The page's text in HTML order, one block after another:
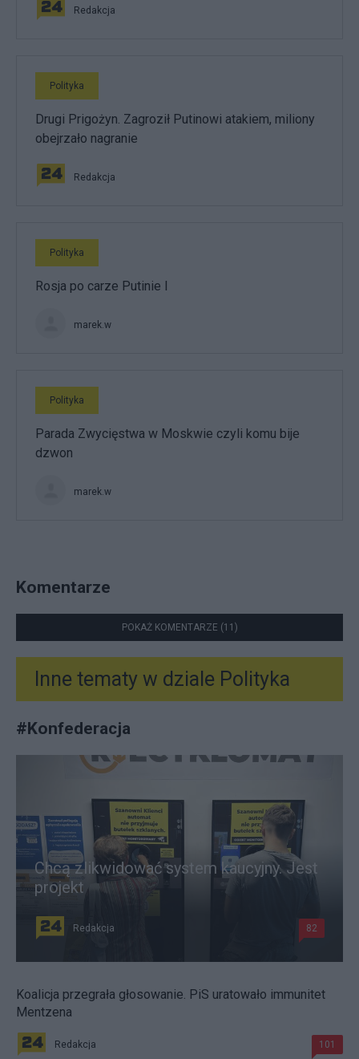
Redakcja
Polityka
Drugi Prigożyn. Zagroził Putinowi atakiem, miliony
obejrzało nagranie
Redakcja
Polityka
Rosja po carze Putinie I
marek.w
Polityka
Parada Zwycięstwa w Moskwie czyli komu bije
dzwon
marek.w
Komentarze
POKAŻ KOMENTARZE (11)
Inne tematy w dziale Polityka
#Konfederacja
Chcą zlikwidować system kaucyjny. Jest
projekt
Redakcja 82
Koalicja przegrała głosowanie. PiS uratowało immunitet
Mentzena
Redakcja 101